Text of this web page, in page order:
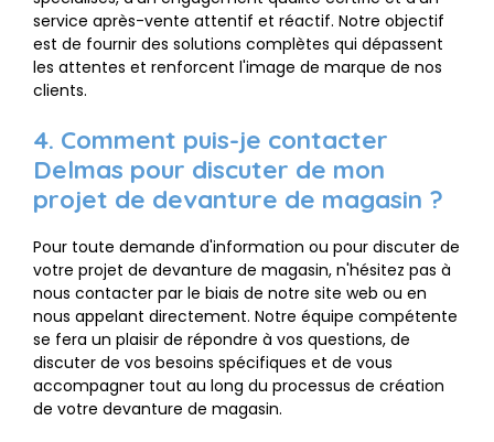
service après-vente attentif et réactif. Notre objectif
est de fournir des solutions complètes qui dépassent
les attentes et renforcent l'image de marque de nos
clients.
4. Comment puis-je contacter
Delmas pour discuter de mon
projet de devanture de magasin ?
Pour toute demande d'information ou pour discuter de
votre projet de devanture de magasin, n'hésitez pas à
nous contacter par le biais de notre site web ou en
nous appelant directement. Notre équipe compétente
se fera un plaisir de répondre à vos questions, de
discuter de vos besoins spécifiques et de vous
accompagner tout au long du processus de création
de votre devanture de magasin.